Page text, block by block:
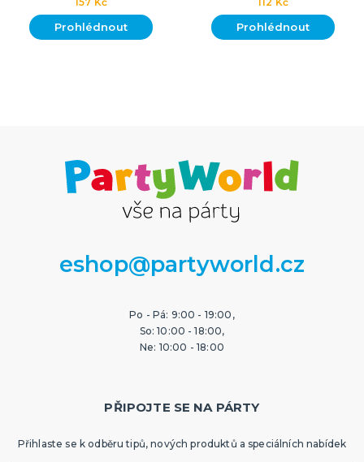
Prohlédnout Prohlédnout
eshop@partyworld.cz
Po - Pá: 9:00 - 19:00,
So: 10:00 - 18:00,
Ne: 10:00 - 18:00
PŘIPOJTE SE NA PÁRTY
Přihlaste se k odběru tipů, nových produktů a speciálních nabídek